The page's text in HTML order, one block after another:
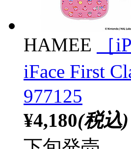
HAMEE
［
iFace First
977125
¥4,180(税込)